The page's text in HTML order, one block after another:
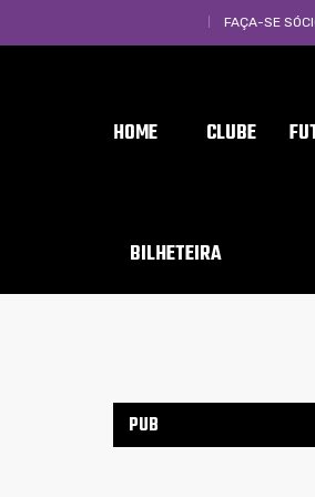
FAÇA-SE
HOME CLUBE
BILHETEIRA
PUB